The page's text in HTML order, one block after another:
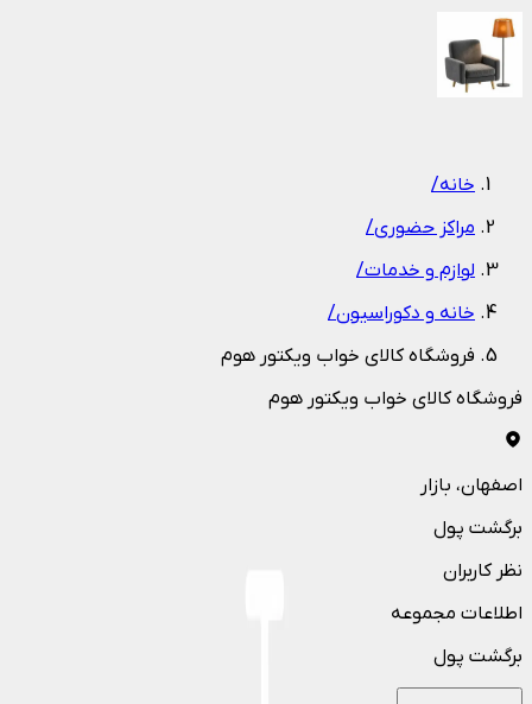
1
خانه/
مراکز حضوری/
لوازم و خدمات/
خانه و دکوراسیون/
فروشگاه کالای خواب ویکتور هوم
فروشگاه کالای خواب ویکتور هوم
اصفهان، بازار
برگشت پول
نظر کاربران
اطلاعات مجموعه
برگشت پول